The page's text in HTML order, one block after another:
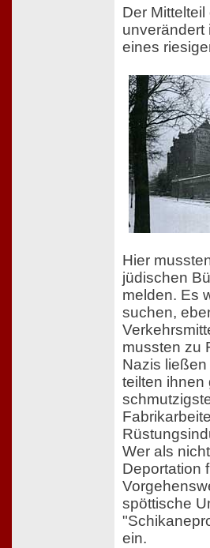
Der
unverändert
eines
Hier
jüdischen
melden. Es
suchen,
mussten zu
Nazis
teilten ihnen
Wer als
Deportation
spöttische
ein.